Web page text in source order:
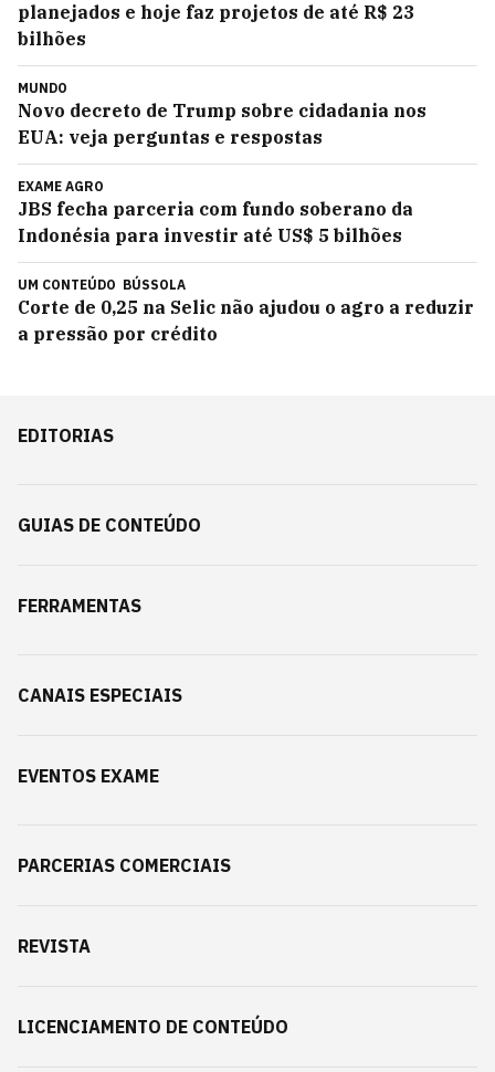
planejados e hoje faz projetos de até R$ 23
bilhões
MUNDO
Novo decreto de Trump sobre cidadania nos
EUA: veja perguntas e respostas
EXAME AGRO
JBS fecha parceria com fundo soberano da
Indonésia para investir até US$ 5 bilhões
UM CONTEÚDO BÚSSOLA
Corte de 0,25 na Selic não ajudou o agro a reduzir
a pressão por crédito
EDITORIAS
GUIAS DE CONTEÚDO
FERRAMENTAS
CANAIS ESPECIAIS
EVENTOS EXAME
PARCERIAS COMERCIAIS
REVISTA
LICENCIAMENTO DE CONTEÚDO